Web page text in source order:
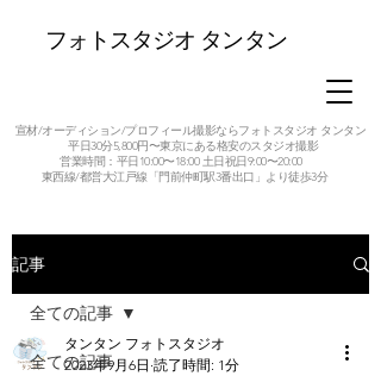
フォトスタジオ タンタン
宣材/オーディション/プロフィール撮影ならフォトスタジオ タンタン
平日30分5,800円〜東京にある格安のスタジオ撮影
営業時間：平日10:00〜18:00 土日祝日9:00〜20:00
東西線/都営大江戸線「門前仲町駅3番出口」より徒歩3分
記事
全ての記事
全ての記事
タンタン フォトスタジオ
2023年9月6日 読了時間: 1分